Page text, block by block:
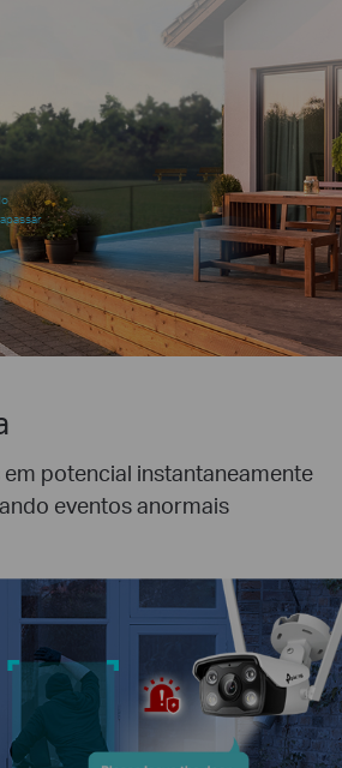
potencial instantaneamente
eventos anormais